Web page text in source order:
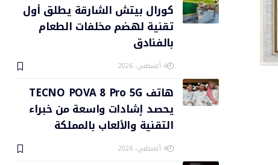
كورال بيتش الشارقة يطلق أول
تقنية لهضم مخلفات الطعام
بالفنادق
4 أغسطس، 2026
هاتف TECNO POVA 8 Pro 5G
يحصد إشادات واسعة من خبراء
التقنية والألعاب بالمملكة
4 أغسطس، 2026